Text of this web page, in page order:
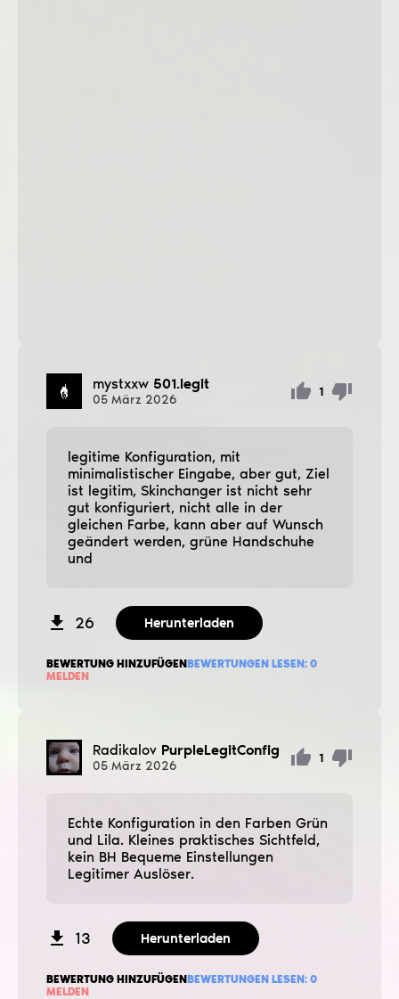
mystxxw 501.legit
05 März 2026
1
legitime Konfiguration, mit
minimalistischer Eingabe, aber gut, Ziel
ist legitim, Skinchanger ist nicht sehr
gut konfiguriert, nicht alle in der
gleichen Farbe, kann aber auf Wunsch
geändert werden, grüne Handschuhe
und
26 Herunterladen
BEWERTUNG HINZUFÜGENBEWERTUNGEN LESEN: 0
MELDEN
Radikalov PurpleLegitConfig
05 März 2026
1
Echte Konfiguration in den Farben Grün
und Lila. Kleines praktisches Sichtfeld,
kein BH Bequeme Einstellungen
Legitimer Auslöser.
13 Herunterladen
BEWERTUNG HINZUFÜGENBEWERTUNGEN LESEN: 0
MELDEN